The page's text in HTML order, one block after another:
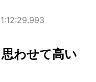
わせて高い